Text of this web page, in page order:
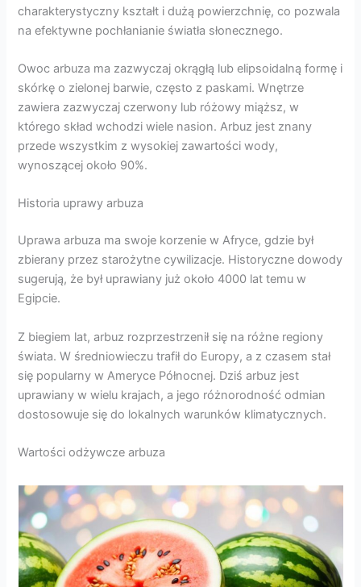
charakterystyczny kształt i dużą powierzchnię, co pozwala
na efektywne pochłanianie światła słonecznego.
Owoc arbuza ma zazwyczaj okrągłą lub elipsoidalną formę i
skórkę o zielonej barwie, często z paskami. Wnętrze
zawiera zazwyczaj czerwony lub różowy miąższ, w
którego skład wchodzi wiele nasion. Arbuz jest znany
przede wszystkim z wysokiej zawartości wody,
wynoszącej około 90%.
Historia uprawy arbuza
Uprawa arbuza ma swoje korzenie w Afryce, gdzie był
zbierany przez starożytne cywilizacje. Historyczne dowody
sugerują, że był uprawiany już około 4000 lat temu w
Egipcie.
Z biegiem lat, arbuz rozprzestrzenił się na różne regiony
świata. W średniowieczu trafił do Europy, a z czasem stał
się popularny w Ameryce Północnej. Dziś arbuz jest
uprawiany w wielu krajach, a jego różnorodność odmian
dostosowuje się do lokalnych warunków klimatycznych.
Wartości odżywcze arbuza